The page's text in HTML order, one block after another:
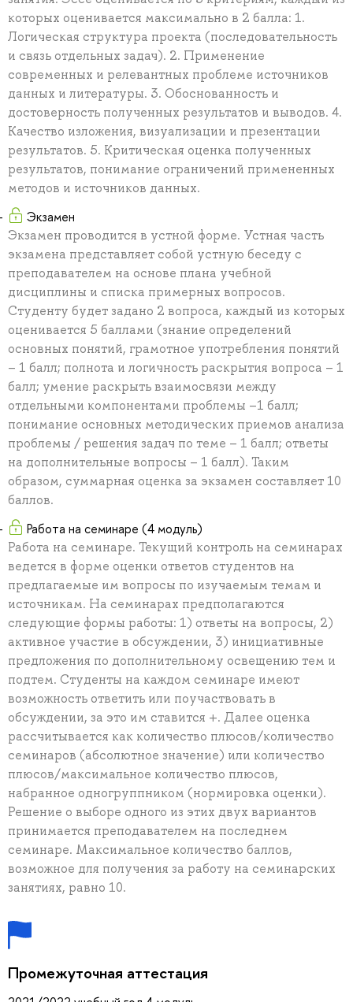
которых оценивается максимально в 2 балла: 1.
Логическая структура проекта (последовательность
и связь отдельных задач). 2. Применение
современных и релевантных проблеме источников
данных и литературы. 3. Обоснованность и
достоверность полученных результатов и выводов. 4.
Качество изложения, визуализации и презентации
результатов. 5. Критическая оценка полученных
результатов, понимание ограничений примененных
методов и источников данных.
Экзамен
Экзамен проводится в устной форме. Устная часть
экзамена представляет собой устную беседу с
преподавателем на основе плана учебной
дисциплины и списка примерных вопросов.
Студенту будет задано 2 вопроса, каждый из которых
оценивается 5 баллами (знание определений
основных понятий, грамотное употребления понятий
– 1 балл; полнота и логичность раскрытия вопроса – 1
балл; умение раскрыть взаимосвязи между
отдельными компонентами проблемы –1 балл;
понимание основных методических приемов анализа
проблемы / решения задач по теме – 1 балл; ответы
на дополнительные вопросы – 1 балл). Таким
образом, суммарная оценка за экзамен составляет 10
баллов.
Работа на семинаре (4 модуль)
Работа на семинаре. Текущий контроль на семинарах
ведется в форме оценки ответов студентов на
предлагаемые им вопросы по изучаемым темам и
источникам. На семинарах предполагаются
следующие формы работы: 1) ответы на вопросы, 2)
активное участие в обсуждении, 3) инициативные
предложения по дополнительному освещению тем и
подтем. Студенты на каждом семинаре имеют
возможность ответить или поучаствовать в
обсуждении, за это им ставится +. Далее оценка
рассчитывается как количество плюсов/количество
семинаров (абсолютное значение) или количество
плюсов/максимальное количество плюсов,
набранное одногруппником (нормировка оценки).
Решение о выборе одного из этих двух вариантов
принимается преподавателем на последнем
семинаре. Максимальное количество баллов,
возможное для получения за работу на семинарских
занятиях, равно 10.
Промежуточная аттестация